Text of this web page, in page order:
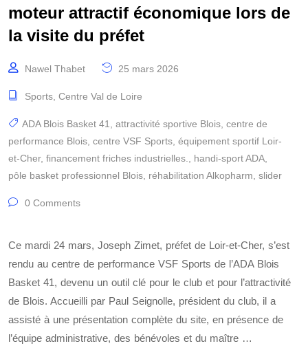
moteur attractif économique lors de
la visite du préfet
Nawel Thabet 25 mars 2026
Sports Centre Val de Loire
ADA Blois Basket 41 attractivité sportive Blois centre de
performance Blois centre VSF Sports équipement sportif Loir-
et-Cher, financement friches industrielles. handi-sport ADA
pôle basket professionnel Blois réhabilitation Alkopharm slider
0 Comments
Ce mardi 24 mars, Joseph Zimet, préfet de Loir-et-Cher, s’est
rendu au centre de performance VSF Sports de l’ADA Blois
Basket 41, devenu un outil clé pour le club et pour l’attractivité
de Blois. Accueilli par Paul Seignolle, président du club, il a
assisté à une présentation complète du site, en présence de
l’équipe administrative, des bénévoles et du maître …